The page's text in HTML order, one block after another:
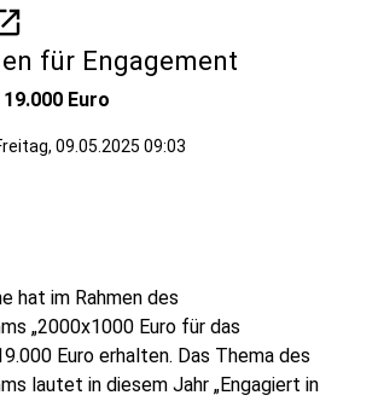
für Engagement
Euro
09.05.2025 09:03
hat im Rahmen des
„2000x1000 Euro für das
Euro erhalten. Das Thema des
lautet in diesem Jahr „Engagiert in